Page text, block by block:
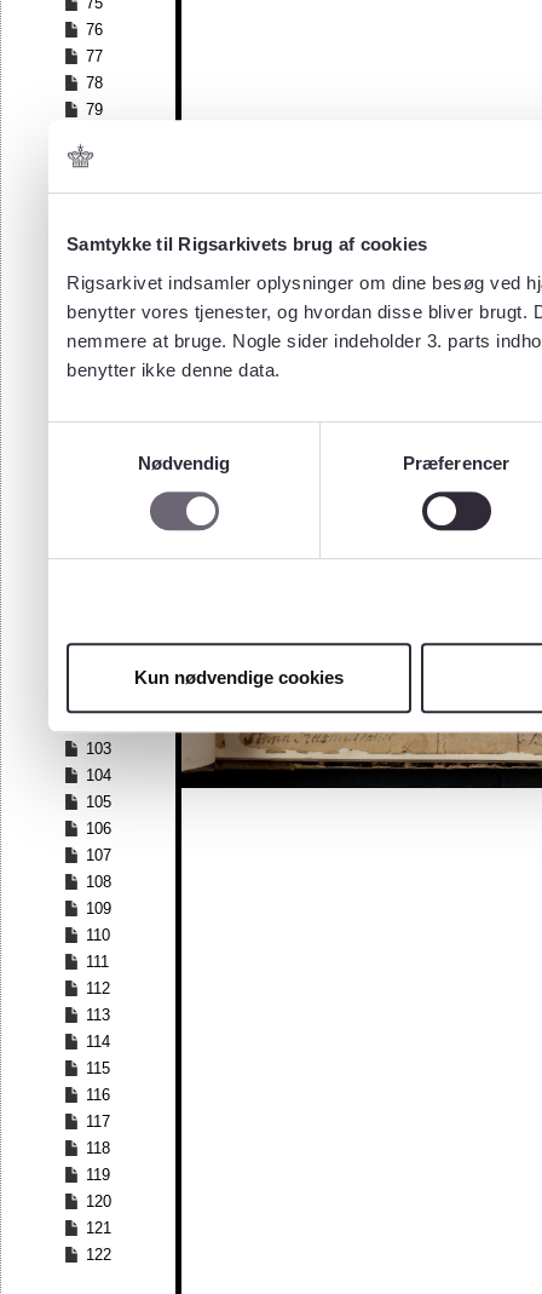
Samtykke til Rigsarkivets brug af cookies
Rigsarkivet indsamler oplysninger om dine besøg ved
benytter vores tjenester, og hvordan disse bliver
nemmere at bruge. Nogle sider indeholder 3. parts
benytter ikke denne data.
Nødvendig
Præferencer
Kun nødvendige cookies
76
77
78
79
81
82
84
86
87
88
89
96
99
103
104
105
106
107
108
109
110
111
112
113
114
115
116
117
118
119
120
121
122